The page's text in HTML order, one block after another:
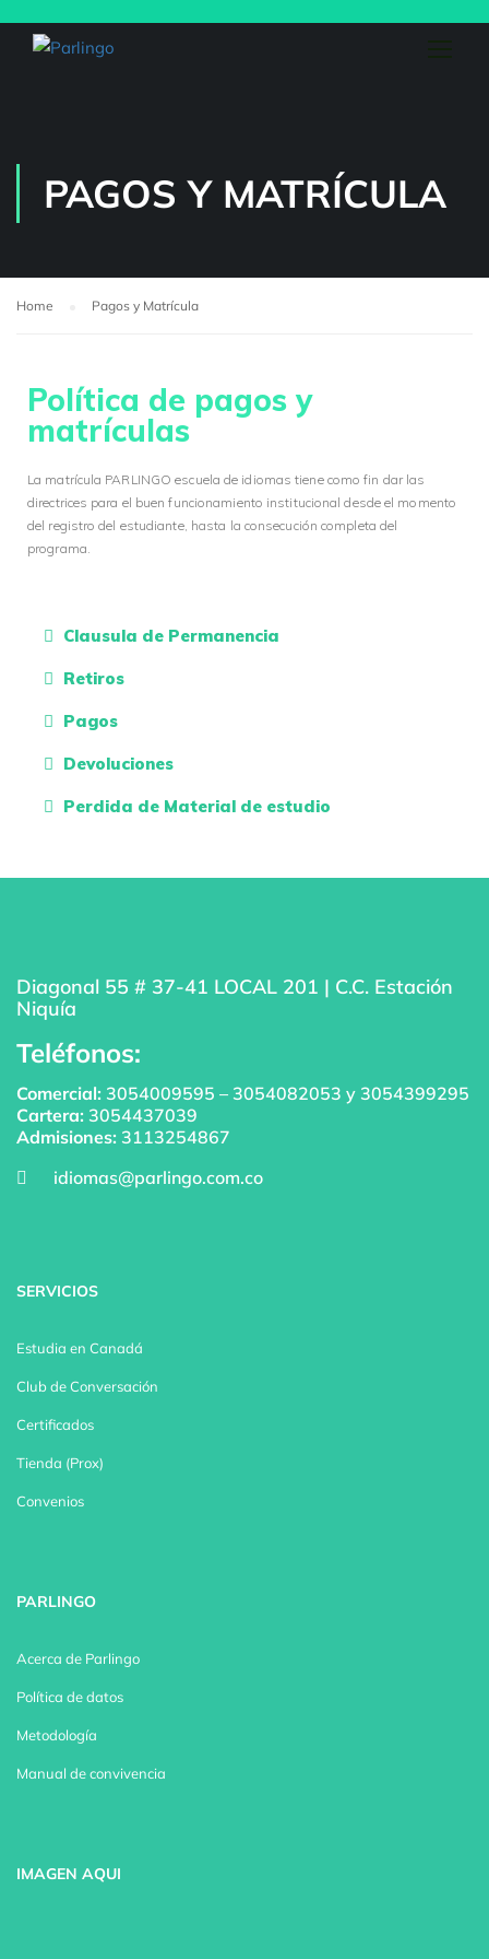
PAGOS Y MATRÍCULA
Home Pagos y Matrícula
Política de pagos y
matrículas
La matrícula PARLINGO escuela de idiomas tiene como fin dar las
directrices para el buen funcionamiento institucional desde el momento
del registro del estudiante, hasta la consecución completa del
programa.
Clausula de Permanencia
Retiros
Pagos
Devoluciones
Perdida de Material de estudio
Diagonal 55 # 37-41 LOCAL 201 | C.C. Estación
Niquía
Teléfonos:
Comercial: 3054009595 – 3054082053 y 3054399295
Cartera: 3054437039
Admisiones: 3113254867
idiomas@parlingo.com.co
SERVICIOS
Estudia en Canadá
Club de Conversación
Certificados
Tienda (Prox)
Convenios
PARLINGO
Acerca de Parlingo
Política de datos
Metodología
Manual de convivencia
IMAGEN AQUI